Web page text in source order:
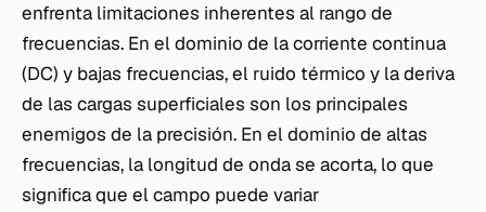
enfrenta limitaciones inherentes al rango de
frecuencias. En el dominio de la corriente continua
(DC) y bajas frecuencias, el ruido térmico y la deriva
de las cargas superficiales son los principales
enemigos de la precisión. En el dominio de altas
frecuencias, la longitud de onda se acorta, lo que
significa que el campo puede variar